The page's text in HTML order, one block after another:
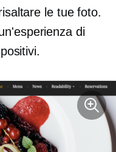
le tue foto.
di